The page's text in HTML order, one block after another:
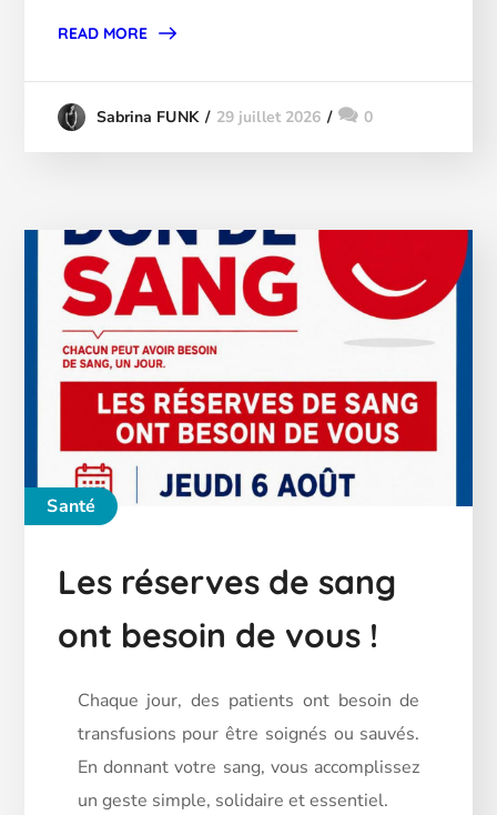
READ MORE
Sabrina FUNK 29 juillet 2026 0
Santé
Les réserves de sang
ont besoin de vous !
Chaque jour, des patients ont besoin de
transfusions pour être soignés ou sauvés.
En donnant votre sang, vous accomplissez
un geste simple, solidaire et essentiel.